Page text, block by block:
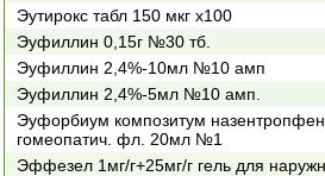
Эутирокс табл 150 мкг х100
Эуфиллин 0,15г №30 тб.
Эуфиллин 2,4%-10мл №10 амп
Эуфиллин 2,4%-5мл №10 амп.
Эуфорбиум композитум назентропфен
гомеопатич. фл. 20мл №1
Эффезел 1мг/г+25мг/г гель для